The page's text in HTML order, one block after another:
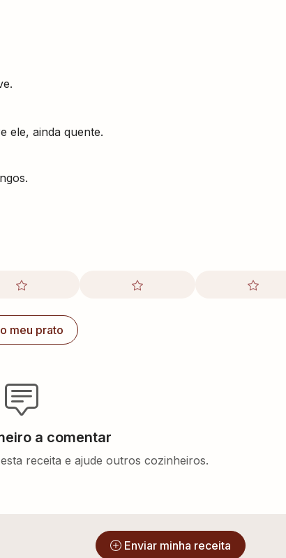
ele, ainda quente.
meu prato
a comentar
receita e ajude outros cozinheiros.
Enviar minha receita